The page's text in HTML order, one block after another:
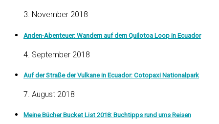
3. November 2018
Anden-Abenteuer: Wandern auf dem Quilotoa Loop in Ecuador
4. September 2018
Auf der Straße der Vulkane in Ecuador: Cotopaxi Nationalpark
7. August 2018
Meine Bücher Bucket List 2018: Buchtipps rund ums Reisen